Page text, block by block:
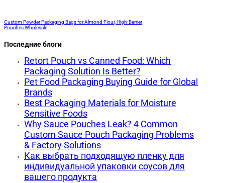
Custom Powder Packaging Bags for Almond Flour, High-Barrier
Pouches Wholesale
Последние блоги
Retort Pouch vs Canned Food: Which
Packaging Solution Is Better?
Pet Food Packaging Buying Guide for Global
Brands
Best Packaging Materials for Moisture
Sensitive Foods
Why Sauce Pouches Leak? 4 Common
Custom Sauce Pouch Packaging Problems
& Factory Solutions
Как выбрать подходящую пленку для
индивидуальной упаковки соусов для
вашего продукта